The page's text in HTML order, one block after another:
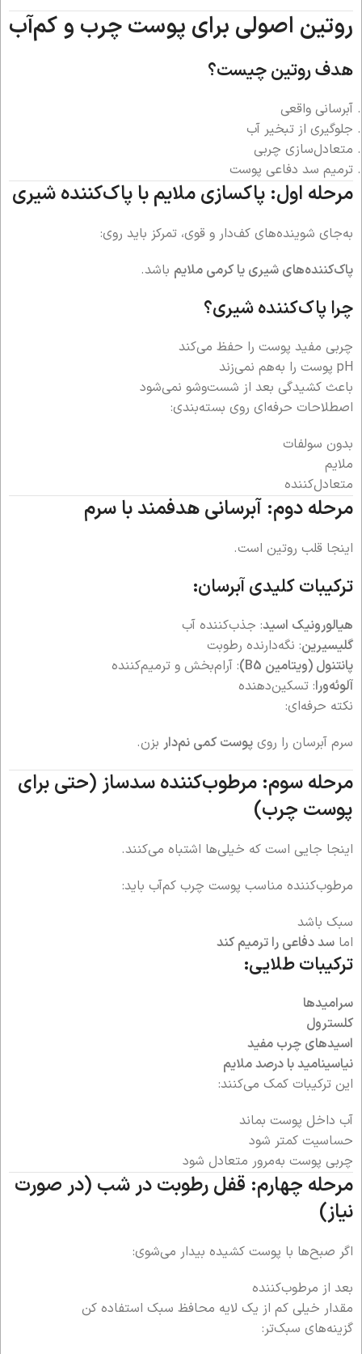
روتین اصولی برای پوست چرب و کم‌آب
هدف روتین چیست؟
آبرسانی واقعی
جلوگیری از تبخیر آب
متعادل‌سازی چربی
ترمیم سد دفاعی پوست
مرحله اول: پاکسازی ملایم با پاک‌کننده شیری
به‌جای شوینده‌های کف‌دار و قوی، تمرکز باید روی:
پاک‌کننده‌های شیری یا کرمی ملایم باشد.
چرا پاک‌کننده شیری؟
چربی مفید پوست را حفظ می‌کند
pH پوست را به‌هم نمی‌زند
باعث کشیدگی بعد از شست‌وشو نمی‌شود
اصطلاحات حرفه‌ای روی بسته‌بندی:
بدون سولفات
ملایم
متعادل‌کننده
مرحله دوم: آبرسانی هدفمند با سرم
اینجا قلب روتین است.
ترکیبات کلیدی آبرسان:
هیالورونیک اسید: جذب‌کننده آب
گلیسیرین: نگه‌دارنده رطوبت
پانتنول (ویتامین B5)
: آرام‌بخش و ترمیم‌کننده
آلوئه‌ورا: تسکین‌دهنده
نکته حرفه‌ای:
سرم آبرسان را روی پوست کمی نم‌دار بزن.
مرحله سوم: مرطوب‌کننده سدساز (حتی برای
پوست چرب)
اینجا جایی است که خیلی‌ها اشتباه می‌کنند.
مرطوب‌کننده مناسب پوست چرب کم‌آب باید:
سبک باشد
اما سد دفاعی را ترمیم کند
ترکیبات طلایی:
سرامیدها
کلسترول
اسیدهای چرب مفید
نیاسینامید با درصد ملایم
این ترکیبات کمک می‌کنند:
آب داخل پوست بماند
حساسیت کمتر شود
چربی پوست به‌مرور متعادل شود
مرحله چهارم: قفل رطوبت در شب (در صورت
نیاز)
اگر صبح‌ها با پوست کشیده بیدار می‌شوی:
بعد از مرطوب‌کننده
مقدار خیلی کم از یک لایه محافظ سبک استفاده کن
گزینه‌های سبک‌تر: